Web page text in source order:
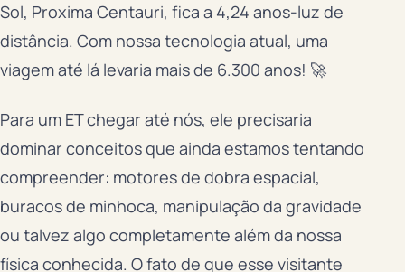
Sol, Proxima Centauri, fica a 4,24 anos-luz de
distância. Com nossa tecnologia atual, uma
viagem até lá levaria mais de 6.300 anos! 🚀
Para um ET chegar até nós, ele precisaria
dominar conceitos que ainda estamos tentando
compreender: motores de dobra espacial,
buracos de minhoca, manipulação da gravidade
ou talvez algo completamente além da nossa
física conhecida. O fato de que esse visitante